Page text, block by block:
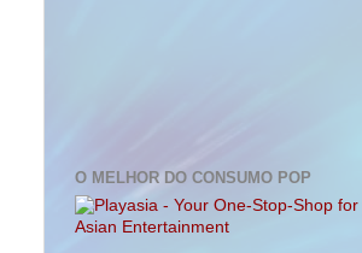
O MELHOR DO CONSUMO POP